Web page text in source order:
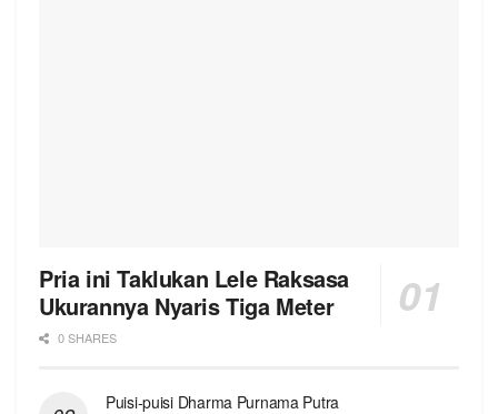
Pria ini Taklukan Lele Raksasa
Ukurannya Nyaris Tiga Meter
0 SHARES
Puisi-puisi Dharma Purnama Putra